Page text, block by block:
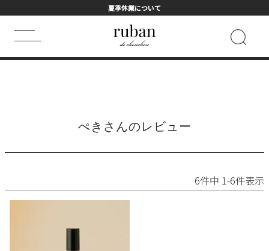
夏季休業について
まつげ美容液 トライアル ヘアマスク
フェイスマスク 詰め替え用
ぺきさんのレビュー
6件中 1-6件表示